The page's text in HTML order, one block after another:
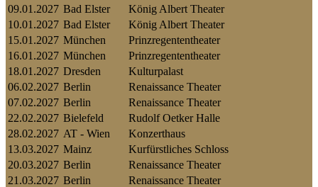
09.01.2027 Bad Elster
König Albert Theater
10.01.2027 Bad Elster
König Albert Theater
15.01.2027 München
Prinzregententheater
16.01.2027 München
Prinzregententheater
18.01.2027 Dresden
Kulturpalast
06.02.2027 Berlin
Renaissance Theater
07.02.2027 Berlin
Renaissance Theater
22.02.2027 Bielefeld
Rudolf Oetker Halle
28.02.2027 AT - Wien
Konzerthaus
13.03.2027 Mainz
Kurfürstliches Schloss
20.03.2027 Berlin
Renaissance Theater
21.03.2027 Berlin
Renaissance Theater